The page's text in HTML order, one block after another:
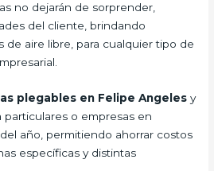
no dejarán de sorprender,
del cliente, brindando
de aire libre, para cualquier tipo de
plegables en Felipe Angeles y
particulares o empresas en
año, permitiendo ahorrar costos
específicas y distintas